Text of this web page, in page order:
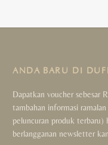
ANDA BARU DI
Dapatkan voucher sebesar
tambahan informasi ramalan
peluncuran produk terbaru)
berlangganan newsletter